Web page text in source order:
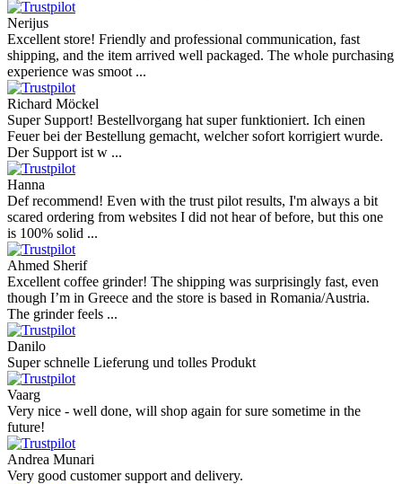
Nerijus
Excellent store! Friendly and professional communication, fast
shipping, and the item arrived well packaged. The whole purchasing
experience was smoot ...
Richard Möckel
Super Support! Bestellvorgang hat super funktioniert. Ich einen
Feuer bei der Bestellung gemacht, welcher sofort korrigiert wurde.
Der Support ist w ...
Hanna
Def recommend! Even with the trust pilot results, I'm always a bit
scared ordering from websites I did not hear of before, but this one
is 100% solid ...
Ahmed Sherif
Excellent coffee grinder! The shipping was surprisingly fast, even
though I’m in Greece and the store is based in Romania/Austria.
The grinder feels ...
Danilo
Super schnelle Lieferung und tolles Produkt
Vaarg
Very nice - well done, will shop again for sure sometime in the
future!
Andrea Munari
Very good customer support and delivery.